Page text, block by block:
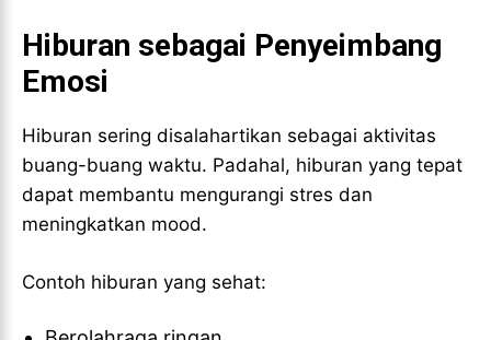
Hiburan sebagai Penyeimbang
Emosi
Hiburan sering disalahartikan sebagai aktivitas
buang-buang waktu. Padahal, hiburan yang tepat
dapat membantu mengurangi stres dan
meningkatkan mood.
Contoh hiburan yang sehat: